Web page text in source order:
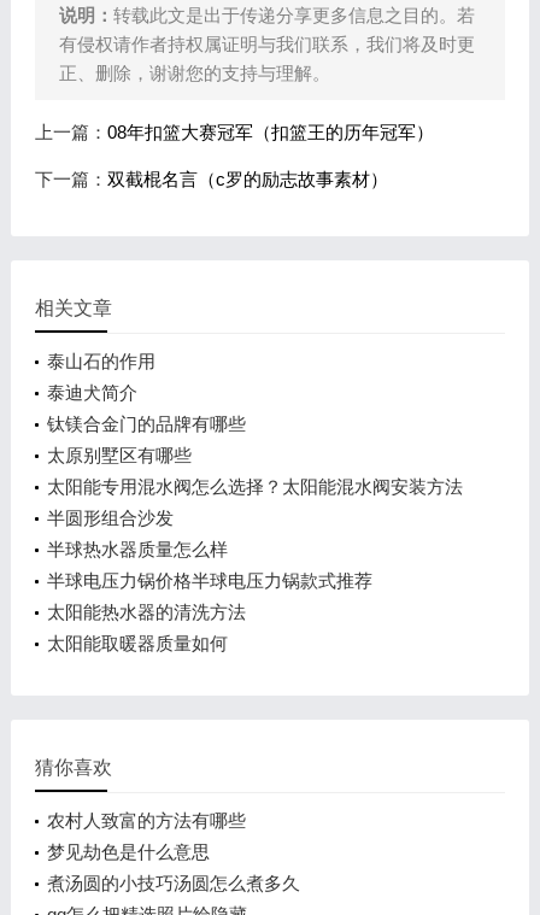
说明： 转载此文是出于传递分享更多信息之目的。若
有侵权请作者持权属证明与我们联系，我们将及时更
正、删除，谢谢您的支持与理解。
上一篇： 08年扣篮大赛冠军（扣篮王的历年冠军）
下一篇： 双截棍名言（c罗的励志故事素材）
相关文章
泰山石的作用
泰迪犬简介
钛镁合金门的品牌有哪些
太原别墅区有哪些
太阳能专用混水阀怎么选择？太阳能混水阀安装方法
介绍
半圆形组合沙发
半球热水器质量怎么样
半球电压力锅价格半球电压力锅款式推荐
太阳能热水器的清洗方法
太阳能取暖器质量如何
猜你喜欢
农村人致富的方法有哪些
梦见劫色是什么意思
煮汤圆的小技巧汤圆怎么煮多久